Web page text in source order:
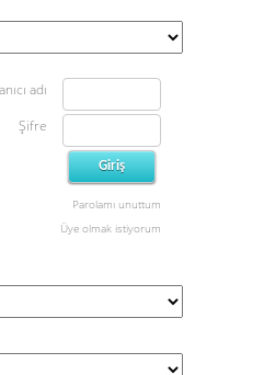
adı
Şifre
Parolamı unuttum
Üye olmak istiyorum